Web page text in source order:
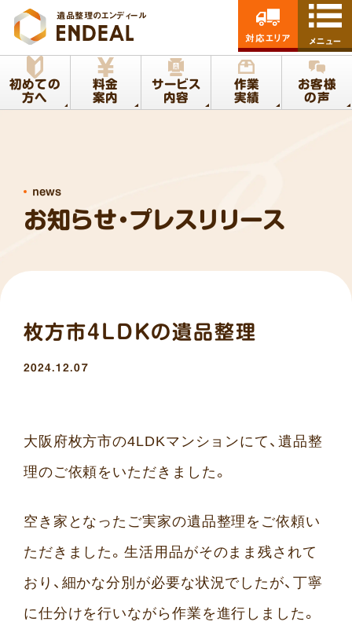
遺品整理のエンディール
初めての
方へ
料金
案内
サービス
内容
作業
実績
お客様
の声
対応エリア メニュー
お知らせ・プレスリリース
news
枚方市4LDKの遺品整理
2024.12.07
大阪府枚方市の4LDKマンションにて、遺品整
理のご依頼をいただきました。
空き家となったご実家の遺品整理をご依頼い
ただきました。生活用品がそのまま残されて
おり、細かな分別が必要な状況でしたが、丁寧
に仕分けを行いながら作業を進行しました。